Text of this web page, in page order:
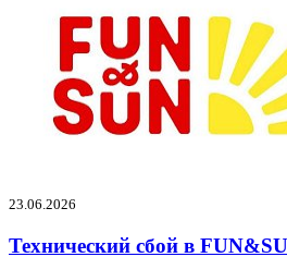
23.06.2026
Технический сбой в